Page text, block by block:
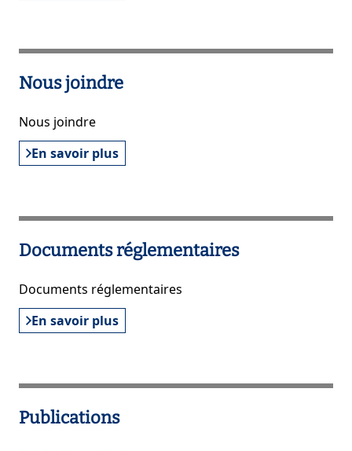
Nous joindre
Nous joindre
En savoir plus
Documents réglementaires
Documents réglementaires
En savoir plus
Publications